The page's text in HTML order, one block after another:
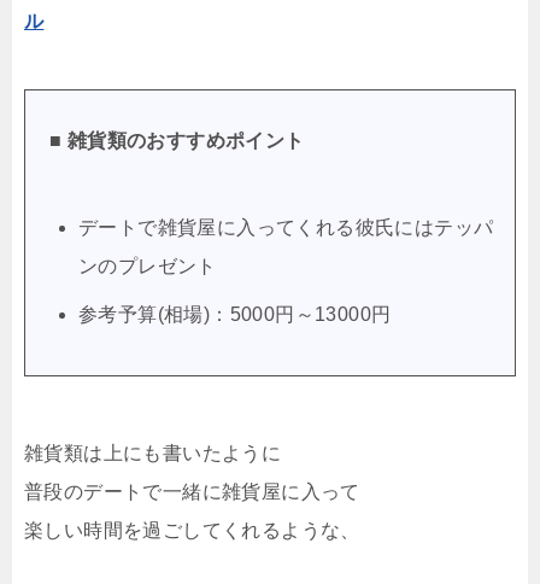
ル
■ 雑貨類のおすすめポイント
デートで雑貨屋に入ってくれる彼氏にはテッパ
ンのプレゼント
参考予算(相場)：5000円～13000円
雑貨類は上にも書いたように
普段のデートで一緒に雑貨屋に入って
楽しい時間を過ごしてくれるような、